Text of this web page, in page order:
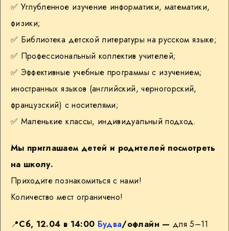
✅ Углубленное изучение информатики, математики,
физики;
✅ Библиотека детской литературы на русском языке;
✅ Профессиональный коллектив учителей;
✅ Эффективные учебные программы с изучением;
иностранных языков (английский, черногорский,
французский) с носителями;
✅ Маленькие классы, индивидуальный подход.
Мы приглашаем детей и родителей посмотреть
на школу.
Приходите познакомиться с нами!
Количество мест ограничено!
📍Сб, 12.04 в 14:00 Будва/офлайн — для 5–11